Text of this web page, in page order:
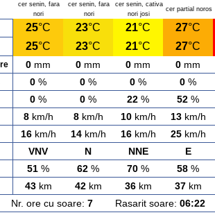
cer senin, fara
nori
cer senin, fara
nori
cer senin, cativa
nori josi
cer partial noros
25°C 23°C 21°C 27°C
25°C 23°C 21°C 27°C
0 mm 0 mm 0 mm 0 mm
0 % 0 % 0 % 0 %
0 % 0 % 22 % 52 %
8km/h 8km/h 10km/h 13km/h
16km/h 14km/h 16km/h 25km/h
VNV N NNE E
51 % 62 % 70 % 58 %
43km 42km 36km 37km
Nr. ore cu soare: 7Rasarit soare: 06:22